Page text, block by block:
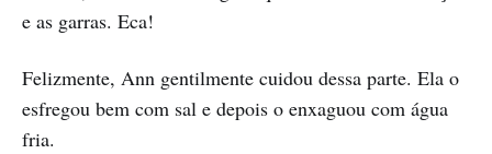
e as garras. Eca!
Felizmente, Ann gentilmente cuidou dessa parte. Ela o
esfregou bem com sal e depois o enxaguou com água
fria.